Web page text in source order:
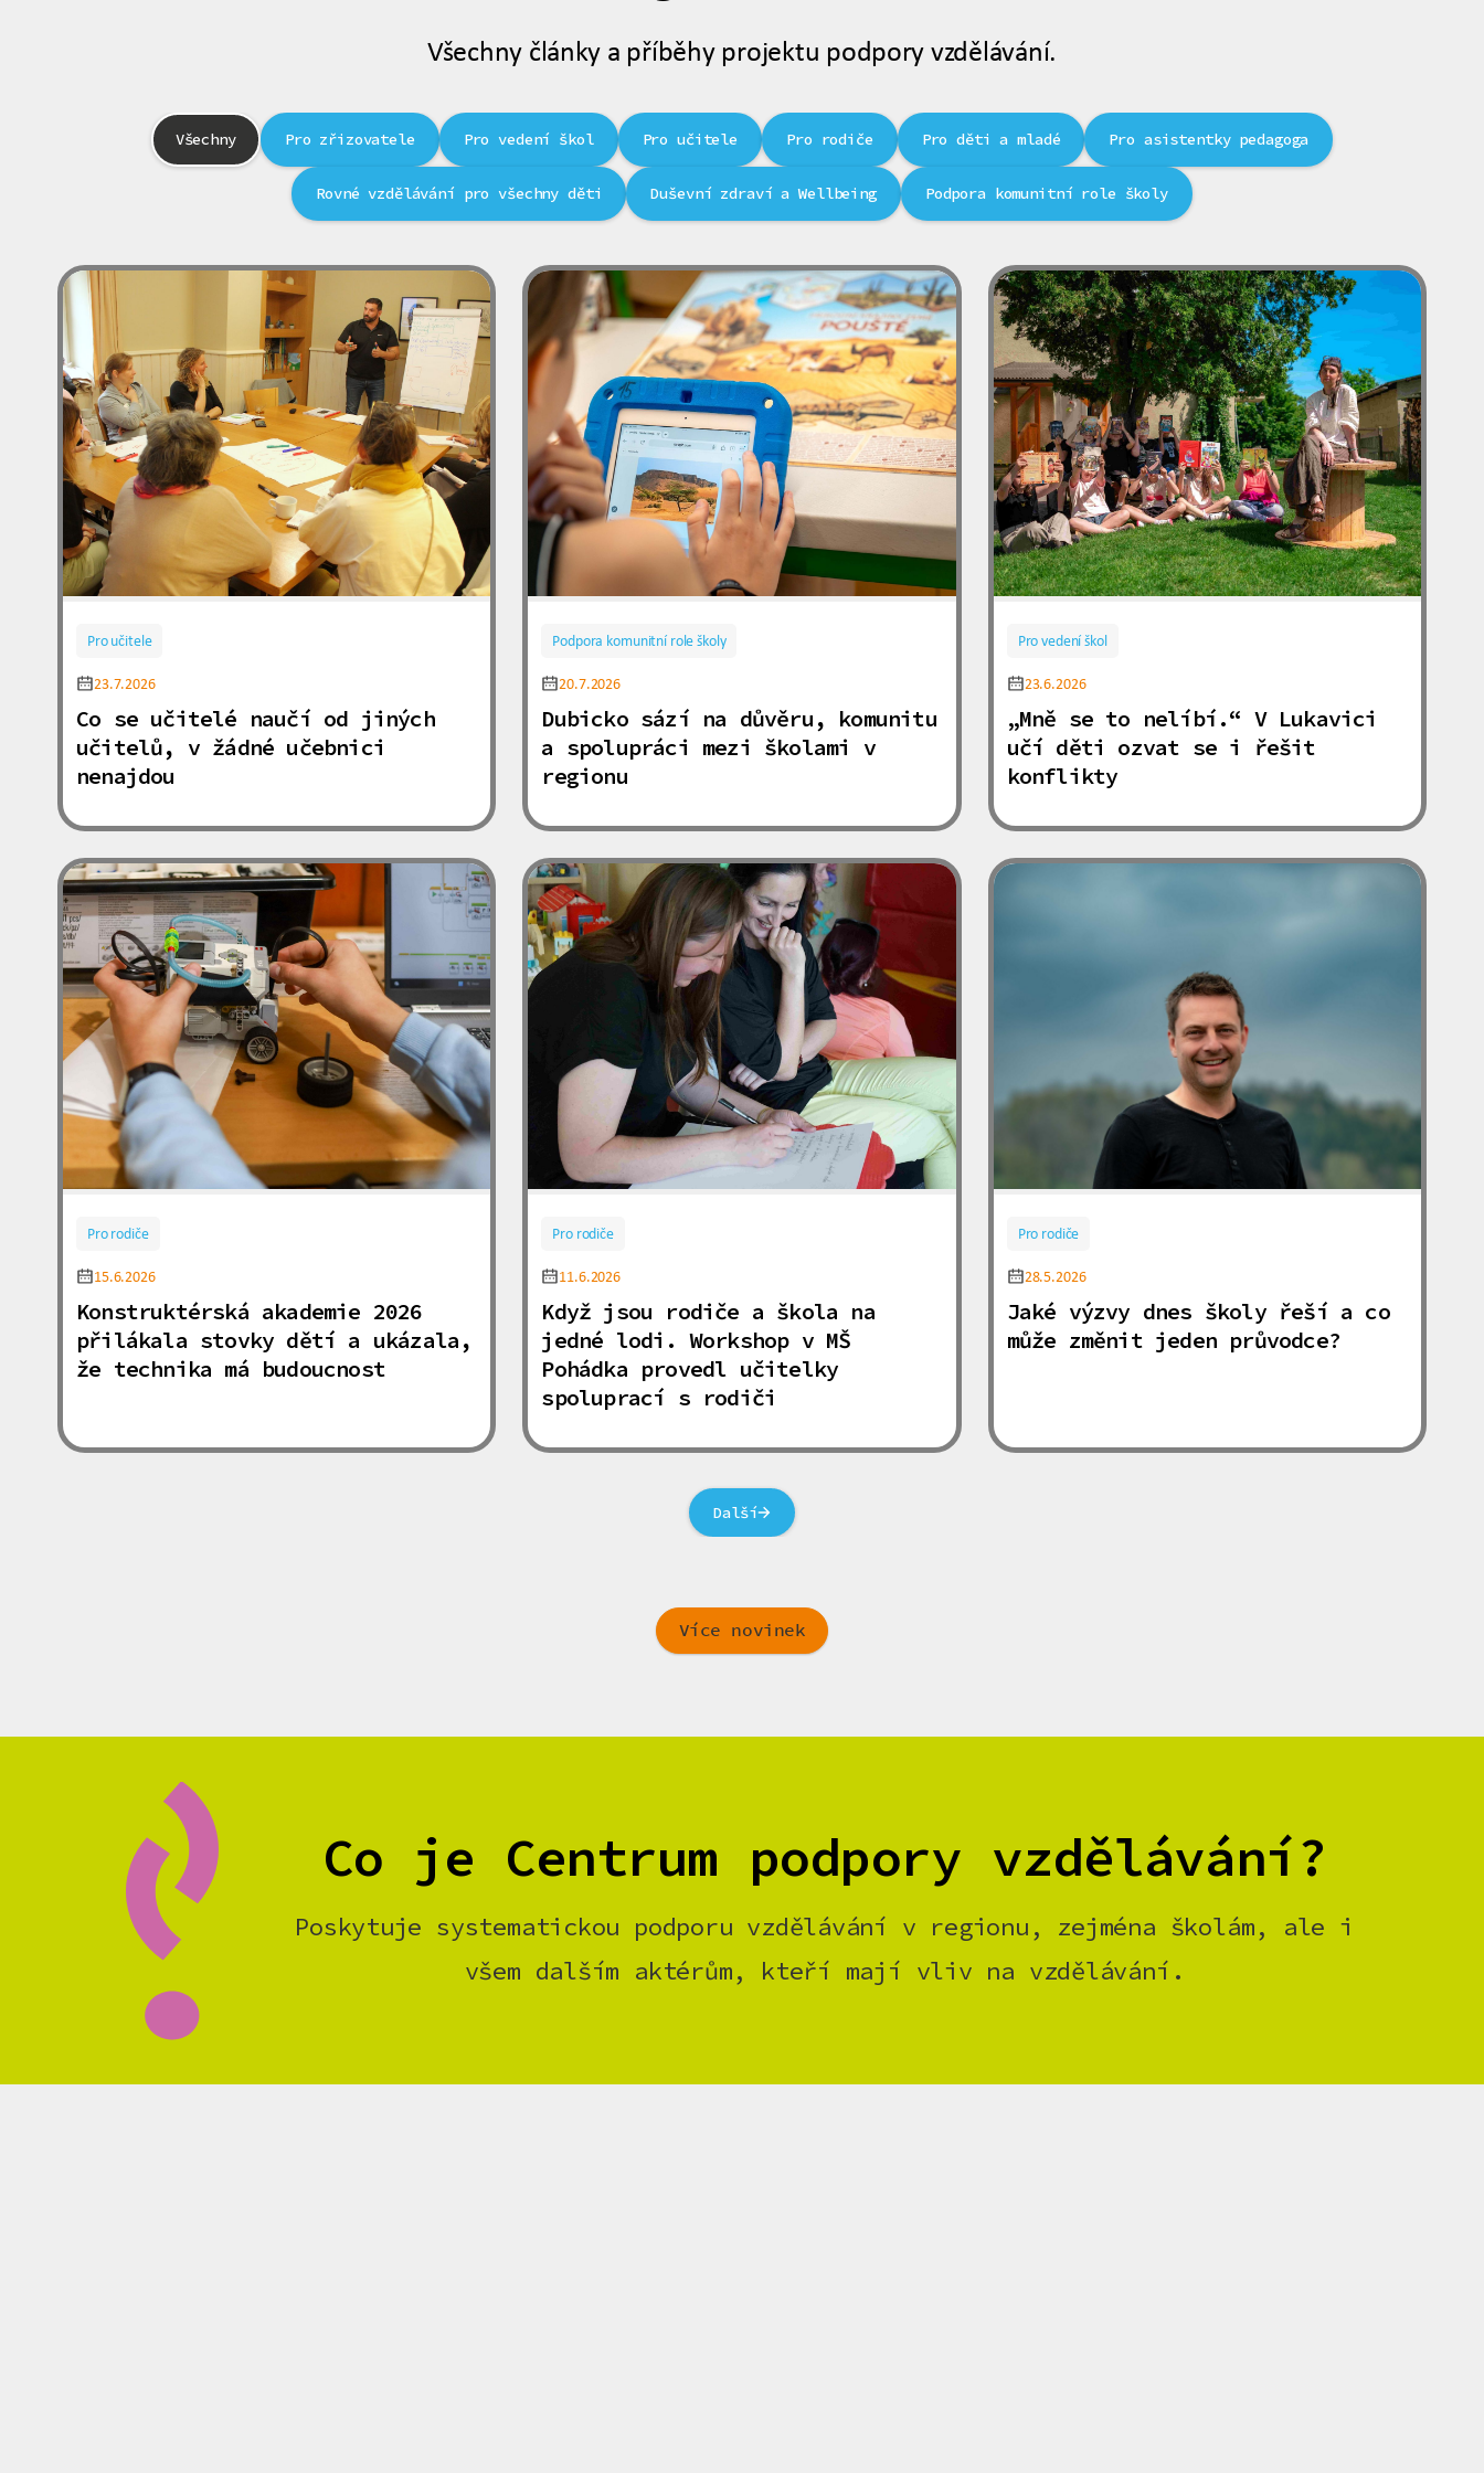
Všechny články a příběhy projektu podpory vzdělávání.
Všechny Pro zřizovatele Pro vedení škol Pro učitele Pro rodiče Pro děti a mladé Pro asistentky pedagoga
Rovné vzdělávání pro všechny děti Duševní zdraví a Wellbeing Podpora komunitní role školy
Pro učitele
23.7.2026
Co se učitelé naučí od jiných
učitelů, v žádné učebnici
nenajdou
Podpora komunitní role školy
20.7.2026
Dubicko sází na důvěru, komunitu
a spolupráci mezi školami v
regionu
Pro vedení škol
23.6.2026
„Mně se to nelíbí.“ V Lukavici
učí děti ozvat se i řešit
konflikty
Pro rodiče
15.6.2026
Konstruktérská akademie 2026
přilákala stovky dětí a ukázala,
že technika má budoucnost
Pro rodiče
11.6.2026
Když jsou rodiče a škola na
jedné lodi. Workshop v MŠ
Pohádka provedl učitelky
spoluprací s rodiči
Pro rodiče
28.5.2026
Jaké výzvy dnes školy řeší a co
může změnit jeden průvodce?
Další
Více novinek
Co je Centrum podpory vzdělávání?
Poskytuje systematickou podporu vzdělávání v regionu, zejména školám, ale i
všem dalším aktérům, kteří mají vliv na vzdělávání.